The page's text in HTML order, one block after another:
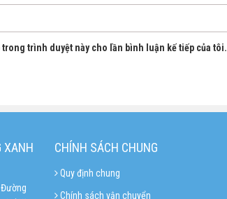
trình duyệt này cho lần bình luận kế tiếp của tôi.
XANH
Đường
CHÍNH SÁCH CHUNG
Quy định chung
Chính sách vận chuyển